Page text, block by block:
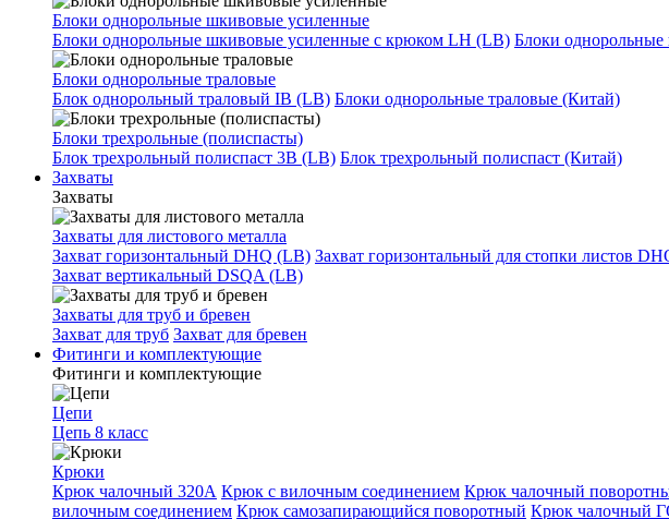
Блоки однорольные шкивовые усиленные
Блоки однорольные шкивовые усиленные с крюком LH (LB) Блоки
Блоки однорольные траловые
Блок однорольный траловый IB (LB) Блоки однорольные траловые (Китай)
Блоки трехрольные (полиспасты)
Блок трехрольный полиспаст 3B (LB) Блок трехрольный полиспаст (Китай)
Захваты
Захваты
Захваты для листового металла
Захват горизонтальный DHQ (LB) Захват горизонтальный для стопки листов
Захват вертикальный DSQA (LB)
Захваты для труб и бревен
Захват для труб Захват для бревен
Фитинги и комплектующие
Фитинги и комплектующие
Цепи
Цепь 8 класс
Крюки
Крюк чалочный 320А Крюк с вилочным соединением Крюк чалочный
вилочным соединением Крюк самозапирающийся поворотный Крюк чалочный